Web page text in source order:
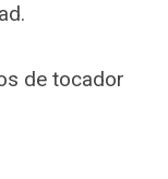
de tocador